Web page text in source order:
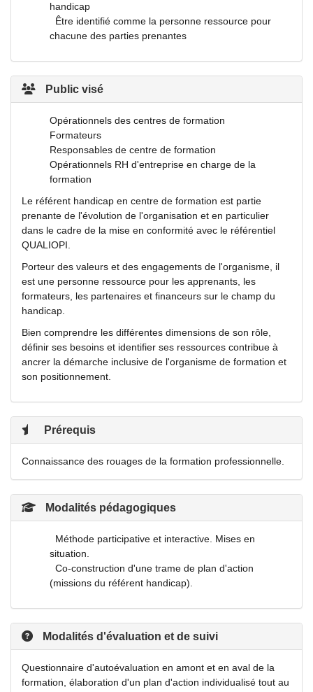
handicap
Être identifié comme la personne ressource pour
chacune des parties prenantes
Public visé
Opérationnels des centres de formation
Formateurs
Responsables de centre de formation
Opérationnels RH d'entreprise en charge de la
formation
Le référent handicap en centre de formation est partie
prenante de l'évolution de l'organisation et en particulier
dans le cadre de la mise en conformité avec le référentiel
QUALIOPI.
Porteur des valeurs et des engagements de l'organisme, il
est une personne ressource pour les apprenants, les
formateurs, les partenaires et financeurs sur le champ du
handicap.
Bien comprendre les différentes dimensions de son rôle,
définir ses besoins et identifier ses ressources contribue à
ancrer la démarche inclusive de l'organisme de formation et
son positionnement.
Prérequis
Connaissance des rouages de la formation professionnelle.
Modalités pédagogiques
Méthode participative et interactive. Mises en
situation.
Co-construction d'une trame de plan d'action
(missions du référent handicap).
Modalités d'évaluation et de suivi
Questionnaire d'autoévaluation en amont et en aval de la
formation, élaboration d'un plan d'action individualisé tout au